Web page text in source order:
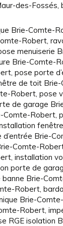
des-Fossés,
Brie-Comte-
Robert,
menuiserie
Brie-Comte-
, pose porte
de toit
Robert, pose
de garage
Comte-Robert,
Brie-
Comte-
, installation
porte de
Brie-
Robert,
Brie-
Robert,
RGE isolation